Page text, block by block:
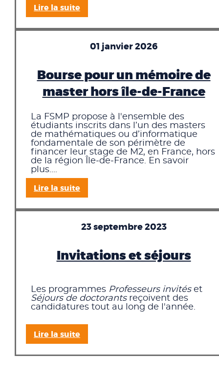
Lire la suite
01 janvier 2026
Bourse pour un mémoire de
master hors île-de-France
La FSMP propose à l'ensemble des
étudiants inscrits dans l’un des masters
de mathématiques ou d’informatique
fondamentale de son périmètre de
financer leur stage de M2, en France, hors
de la région Île‑de‑France. En savoir
plus....
Lire la suite
23 septembre 2023
Invitations et séjours
Les programmes Professeurs invitéset
Séjours de doctorantsreçoivent des
candidatures tout au long de l'année.
Lire la suite